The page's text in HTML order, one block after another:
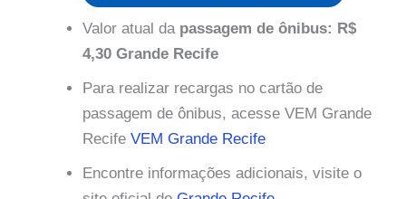
Valor atual da passagem de ônibus: R$
4,30 Grande Recife
Para realizar recargas no cartão de
passagem de ônibus, acesse VEM Grande
Recife VEM Grande Recife
Encontre informações adicionais, visite o